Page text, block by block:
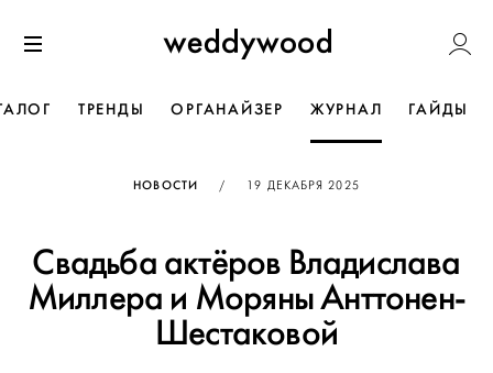
к содержанию
Weddywood
ТРЕНДЫ ОРГАНАЙЗЕР ЖУРНАЛ ГАЙДЫ
НОВОСТИ / ОПУБЛИКОВАНО
19 ДЕКАБРЯ 2025
Свадьба актёров Владислава
Миллера и Моряны Анттонен-
Шестаковой